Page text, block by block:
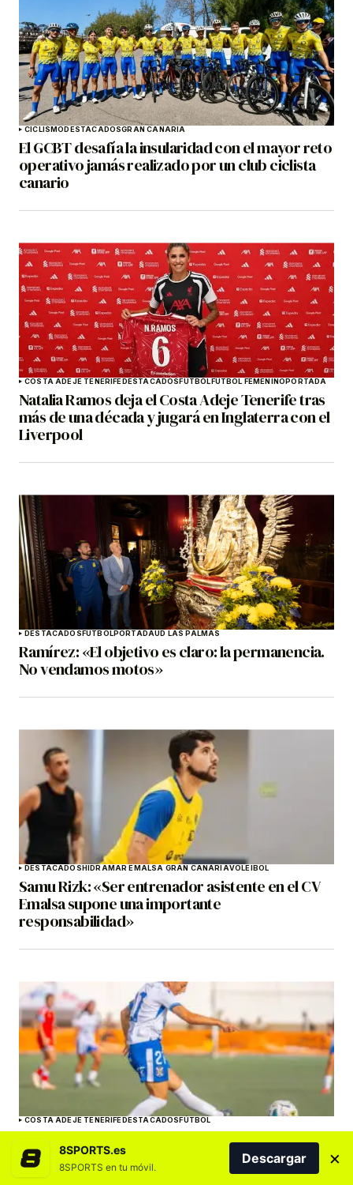
CICLISMO DESTACADOSGRAN CANARIA
El GCBT desafía la insularidad con el mayor reto
operativo jamás realizado por un club ciclista
canario
COSTA ADEJE TENERIFE DESTACADOS FÚTBOL FÚTBOL FEMENINO PORTADA
Natalia Ramos deja el Costa Adeje Tenerife tras
más de una década y jugará en Inglaterra con el
Liverpool
DESTACADOS FÚTBOLPORTADAUD LAS PALMAS
Ramírez: «El objetivo es claro: la permanencia.
No vendamos motos»
DESTACADOS HIDRAMAR EMALSA GRAN CANARIAVOLEIBOL
Samu Rizk: «Ser entrenador asistente en el CV
Emalsa supone una importante
responsabilidad»
COSTA ADEJE TENERIFE DESTACADOS FÚTBOL
Aithiara: “No solo ganamos al Athletic, también
celebramos la victoria de la vuelta de Pisco”
8SPORTS.es
8SPORTS en tu móvil.
Descargar ×